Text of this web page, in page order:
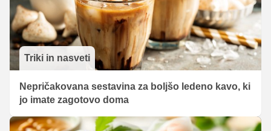
Triki in nasveti
Nepričakovana sestavina za boljšo ledeno kavo, ki
jo imate zagotovo doma